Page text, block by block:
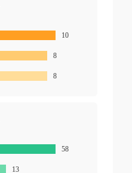
10
8
8
58
13